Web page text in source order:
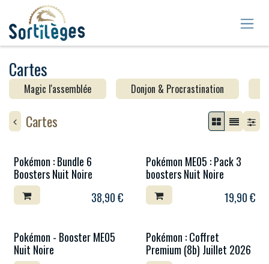
Se rendre au contenu
Cartes
Magic l'assemblée Donjon & Procrastination
Cartes
Pokémon : Bundle 6
Boosters Nuit Noire
38,90€
Pokémon ME05 : Pack 3
boosters Nuit Noire
19,90€
Pokémon - Booster ME05
Nuit Noire
Pokémon : Coffret
Premium (8b) Juillet 2026